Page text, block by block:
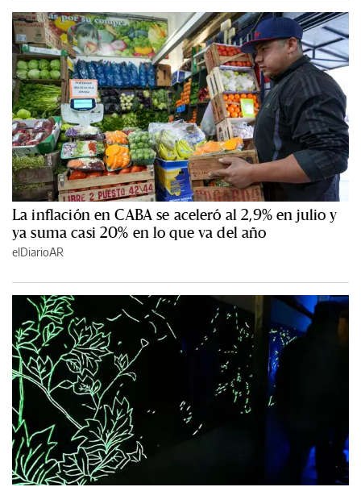
La inflación en CABA se aceleró al 2,9% en julio y
ya suma casi 20% en lo que va del año
elDiarioAR